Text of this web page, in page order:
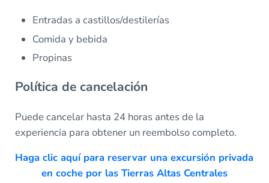
Entradas a castillos/destilerías
Comida y bebida
Propinas
Política de cancelación
Puede cancelar hasta 24 horas antes de la
experiencia para obtener un reembolso completo.
Haga clic aquí para reservar una excursión privada
en coche por las Tierras Altas Centrales